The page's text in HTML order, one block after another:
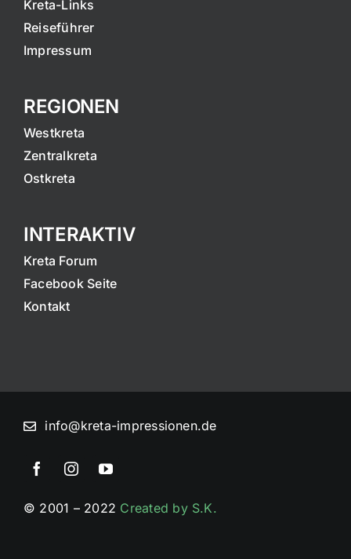
Kreta-Links
Reiseführer
Impressum
REGIONEN
Westkreta
Zentralkreta
Ostkreta
INTERAKTIV
Kreta Forum
Facebook Seite
Kontakt
info@kreta-impressionen.de
© 2001 – 2022 Created by S.K.